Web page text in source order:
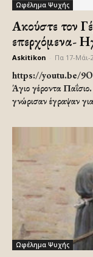
Ωφέλημα Ψυχής
Ακούστε τον
επερχόμενα-
Askitikon Πα 17-Μάι-
https://youtu.be/
Άγιο γέροντα
γνώρισαν έγραψαν
Ωφέλημα Ψυχής